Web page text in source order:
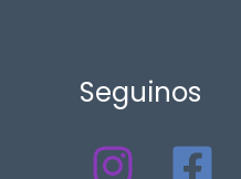
Seguinos